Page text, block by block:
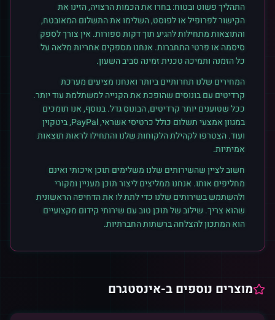
התהליך פשוט ובטוח: בחרו את הכמות הרצויה, הזינו את
הקישור לפרופיל או לפוסט, השלימו את התשלום המאובטח,
והתוצאות מתחילות להגיע תוך דקות ספורות. אין צורך לספק
סיסמה או פרטי התחברות. אנחנו מספקים אחריות מלאה על
כל הזמנה ותמיכה טכנית זמינה סביב השעון.
המחירים שלנו תחרותיים ביותר ואנחנו מציעים מערכת
קרדיטים עם בונוסים שהופכת את הקנייה למשתלמת עוד יותר.
ככל שטוענים יותר קרדיטים, הבונוס גדל. בנוסף, אנו תומכים
במגוון אמצעי תשלום כולל כרטיסי אשראי, PayPal, ביטקוין
ועוד. הצטרפו לקהילת הלקוחות שלנו והתחילו לראות תוצאות
אמיתיות.
חשוב לציין שהשירותים שלנו משלימים תוכן איכותי ואינם
מחליפים אותו. אנחנו ממליצים ליצור תוכן מעניין ומקורי
ולהשתמש בשירותים שלנו כדי לתת לו את הדחיפה הראשונית
שהוא צריך. שילוב של תוכן טוב עם שירותי קידום מקצועיים
הוא המתכון להצלחה ברשתות החברתיות.
מוצרים נוספים ב-אינסטגרם